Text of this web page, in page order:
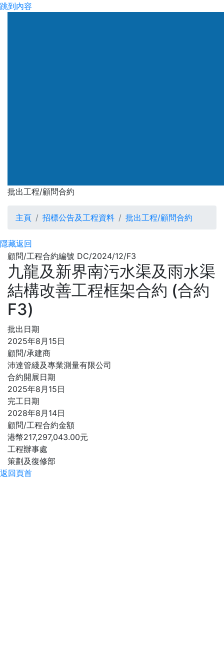
跳到內容
批出工程/顧問合約
批出工程/顧問合約
主頁 招標公告及工程資料 批出工程/顧問合約
隱藏返回
顧問/工程合約編號 DC/2024/12/F3
九龍及新界南污水渠及雨水渠
結構改善工程框架合約 (合約
F3)
批出日期
2025年8月15日
顧問/承建商
沛達管綫及專業測量有限公司
合約開展日期
2025年8月15日
完工日期
2028年8月14日
顧問/工程合約金額
港幣217,297,043.00元
工程辦事處
策劃及復修部
返回頁首